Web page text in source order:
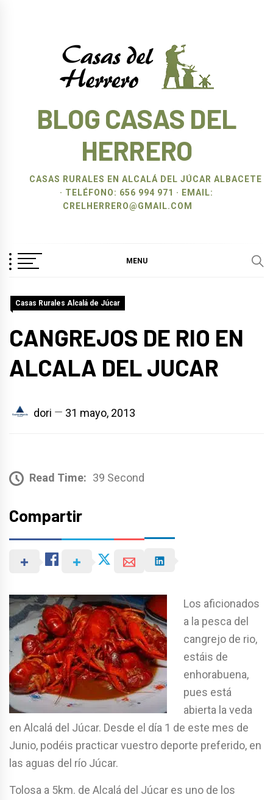
BLOG CASAS DEL
HERRERO
CASAS RURALES EN ALCALÁ DEL JÚCAR ALBACETE
· TELÉFONO: 656 994 971 · EMAIL:
CRELHERRERO@GMAIL.COM
MENU
Casas Rurales Alcalá de Júcar
CANGREJOS DE RIO EN
ALCALA DEL JUCAR
dori 31 mayo, 2013
Read Time: 39 Second
Compartir
Los aficionados
a la pesca del
cangrejo de rio,
estáis de
enhorabuena,
pues está
abierta la veda
en Alcalá del Júcar. Desde el día 1 de este mes de
Junio, podéis practicar vuestro deporte preferido, en
las aguas del río Júcar.
Tolosa a 5km. de Alcalá del Júcar es uno de los